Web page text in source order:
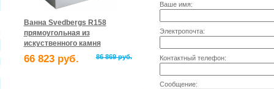
Ванна Svedbergs R158
прямоугольная из
искуственного камня
66 823 руб. 86 869 руб.
Ваше имя:
Электропочта:
Контактный телефон:
Сообщение: